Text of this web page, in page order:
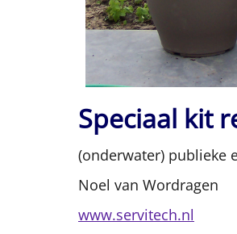
Speciaal kit
(onderwater) publieke
Noel van Wordragen
www.servitech.nl